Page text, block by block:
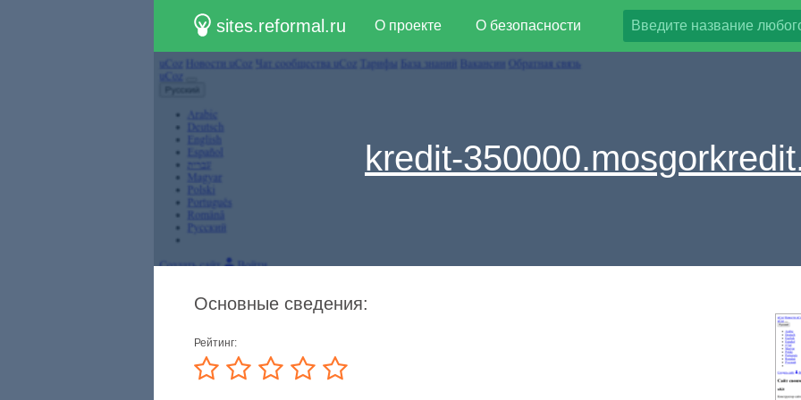
sites.reformal.ru О проекте О безопасности
kredit-
Основные сведения:
Рейтинг: